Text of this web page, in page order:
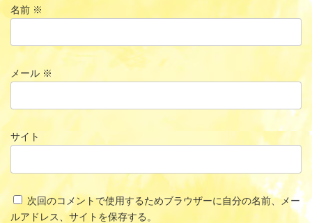
名前 ※
メール ※
サイト
次回のコメントで使用するためブラウザーに自分の名前、メー
ルアドレス、サイトを保存する。